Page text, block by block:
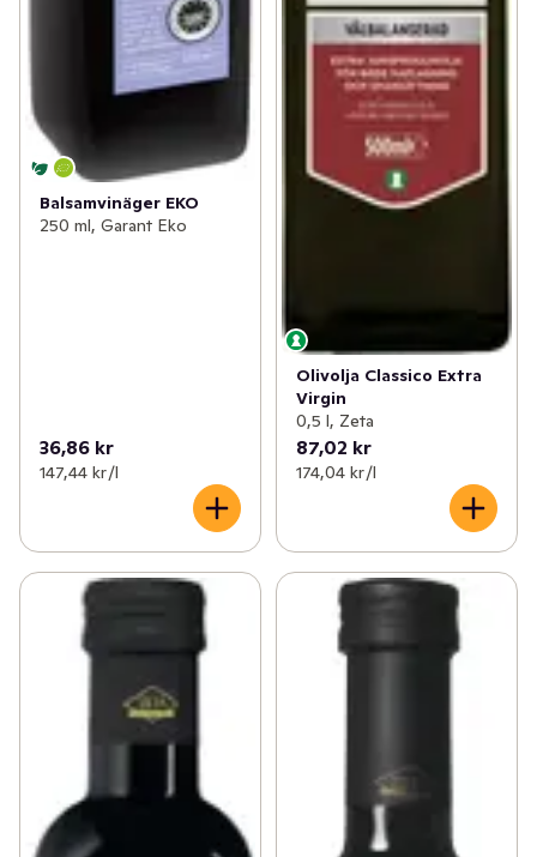
Balsamvinäger EKO
250 ml, Garant Eko
36,86 kr
147,44 kr /l
Olivolja Classico Extra
Virgin
0,5 l, Zeta
87,02 kr
174,04 kr /l